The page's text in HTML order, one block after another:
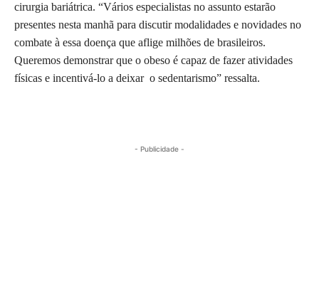
cirurgia bariátrica. “Vários especialistas no assunto estarão
presentes nesta manhã para discutir modalidades e novidades no
combate à essa doença que aflige milhões de brasileiros.
Queremos demonstrar que o obeso é capaz de fazer atividades
físicas e incentivá-lo a deixar o sedentarismo” ressalta.
- Publicidade -